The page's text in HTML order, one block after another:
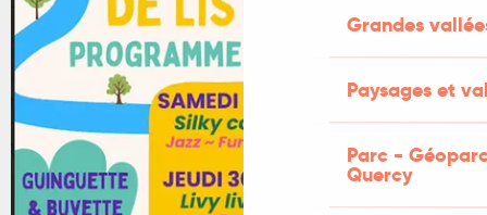
Grandes
Paysages et
Parc -
Quercy